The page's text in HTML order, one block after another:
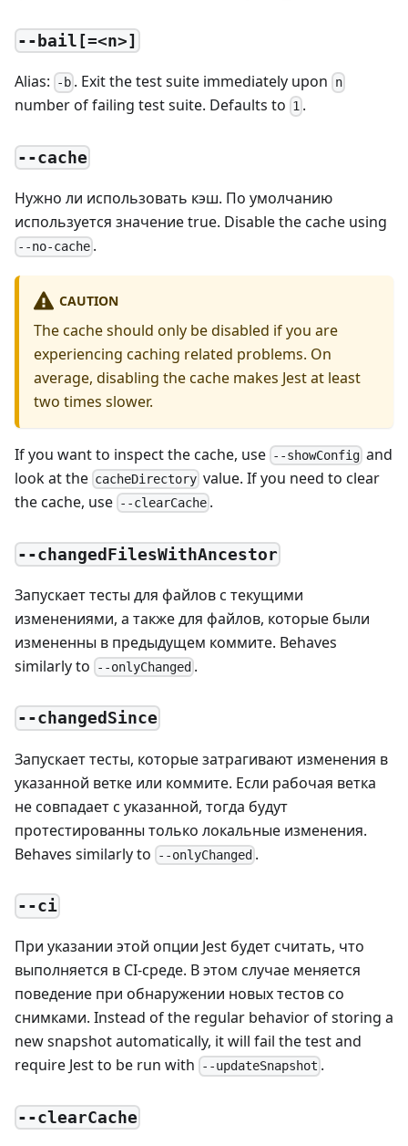
--bail[=<n>]
Alias: -b . Exit the test suite immediately upon n
number of failing test suite. Defaults to 1 .
--cache
Нужно ли использовать кэш. По умолчанию
используется значение true. Disable the cache using
--no-cache .
CAUTION
The cache should only be disabled if you are
experiencing caching related problems. On
average, disabling the cache makes Jest at least
two times slower.
If you want to inspect the cache, use --showConfig and
look at the cacheDirectory value. If you need to clear
the cache, use --clearCache .
--changedFilesWithAncestor
Запускает тесты для файлов с текущими
изменениями, а также для файлов, которые были
измененны в предыдущем коммите. Behaves
similarly to
--onlyChanged .
--changedSince
Запускает тесты, которые затрагивают изменения в
указанной ветке или коммите. Если рабочая ветка
не совпадает с указанной, тогда будут
протестированны только локальные изменения.
Behaves similarly to
--onlyChanged .
--ci
При указании этой опции Jest будет считать, что
выполняется в CI-среде. В этом случае меняется
поведение при обнаружении новых тестов со
снимками. Instead of the regular behavior of storing a
new snapshot automatically, it will fail the test and
require Jest to be run with
--updateSnapshot .
--clearCache